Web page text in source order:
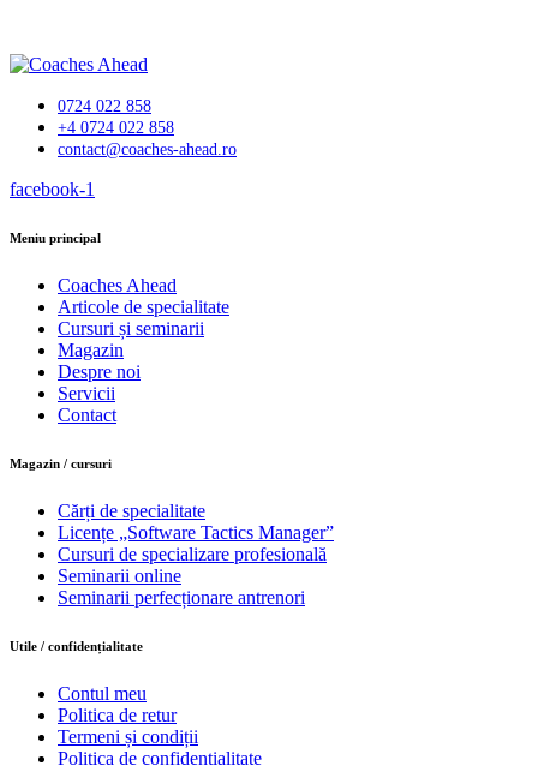
0724 022 858
+4 0724 022 858
contact@coaches-ahead.ro
facebook-1
Meniu principal
Coaches Ahead
Articole de specialitate
Cursuri și seminarii
Magazin
Despre noi
Servicii
Contact
Magazin / cursuri
Cărți de specialitate
Licențe „Software Tactics Manager”
Cursuri de specializare profesională
Seminarii online
Seminarii perfecționare antrenori
Utile / confidențialitate
Contul meu
Politica de retur
Termeni și condiții
Politica de confidențialitate